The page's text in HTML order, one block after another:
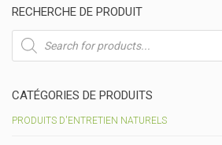
RECHERCHE DE PRODUIT
Recherche
de
produits
CATÉGORIES DE PRODUITS
PRODUITS D'ENTRETIEN NATURELS